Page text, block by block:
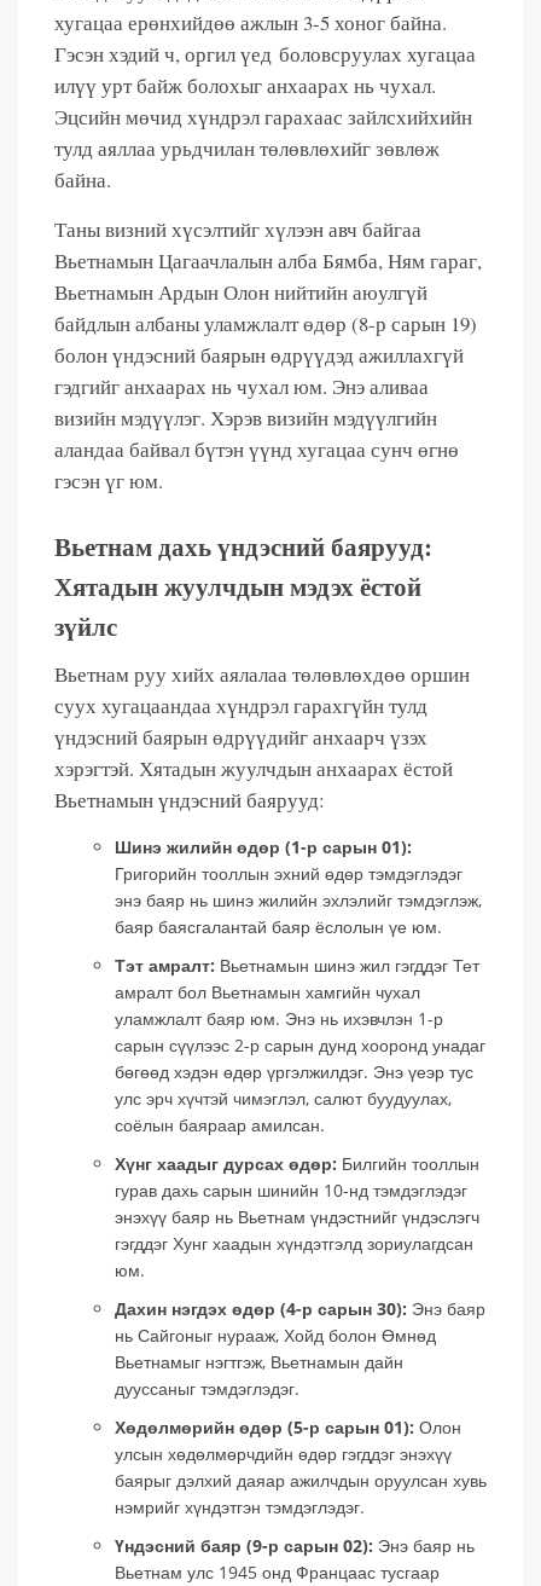
хугацаа ерөнхийдөө ажлын 3-5 хоног байна.
Гэсэн хэдий ч, оргил үед боловсруулах хугацаа
илүү урт байж болохыг анхаарах нь чухал.
Эцсийн мөчид хүндрэл гарахаас зайлсхийхийн
тулд аяллаа урьдчилан төлөвлөхийг зөвлөж
байна.
Таны визний хүсэлтийг хүлээн авч байгаа
Вьетнамын Цагаачлалын алба Бямба, Ням гараг,
Вьетнамын Ардын Олон нийтийн аюулгүй
байдлын албаны уламжлалт өдөр (8-р сарын 19)
болон үндэсний баярын өдрүүдэд ажиллахгүй
гэдгийг анхаарах нь чухал юм. Энэ аливаа
визийн мэдүүлэг. Хэрэв визийн мэдүүлгийн
аландаа байвал бүтэн үүнд хугацаа сунч өгнө
гэсэн үг юм.
Вьетнам дахь үндэсний баярууд:
Хятадын жуулчдын мэдэх ёстой
зүйлс
Вьетнам руу хийх аялалаа төлөвлөхдөө оршин
суух хугацаандаа хүндрэл гарахгүйн тулд
үндэсний баярын өдрүүдийг анхаарч үзэх
хэрэгтэй. Хятадын жуулчдын анхаарах ёстой
Вьетнамын үндэсний баярууд:
Шинэ жилийн өдөр (1-р сарын 01):
Григорийн тооллын эхний өдөр тэмдэглэдэг
энэ баяр нь шинэ жилийн эхлэлийг тэмдэглэж,
баяр баясгалантай баяр ёслолын үе юм.
Тэт амралт: Вьетнамын шинэ жил гэгддэг Тет
амралт бол Вьетнамын хамгийн чухал
уламжлалт баяр юм. Энэ нь ихэвчлэн 1-р
сарын сүүлээс 2-р сарын дунд хооронд унадаг
бөгөөд хэдэн өдөр үргэлжилдэг. Энэ үеэр тус
улс эрч хүчтэй чимэглэл, салют буудуулах,
соёлын баяраар амилсан.
Хүнг хаадыг дурсах өдөр: Билгийн тооллын
гурав дахь сарын шинийн 10-нд тэмдэглэдэг
энэхүү баяр нь Вьетнам үндэстнийг үндэслэгч
гэгддэг Хунг хаадын хүндэтгэлд зориулагдсан
юм.
Дахин нэгдэх өдөр (4-р сарын 30): Энэ баяр
нь Сайгоныг нурааж, Хойд болон Өмнөд
Вьетнамыг нэгтгэж, Вьетнамын дайн
дууссаныг тэмдэглэдэг.
Хөдөлмөрийн өдөр (5-р сарын 01): Олон
улсын хөдөлмөрчдийн өдөр гэгддэг энэхүү
баярыг дэлхий даяар ажилчдын оруулсан хувь
нэмрийг хүндэтгэн тэмдэглэдэг.
Үндэсний баяр (9-р сарын 02): Энэ баяр нь
Вьетнам улс 1945 онд Францаас тусгаар